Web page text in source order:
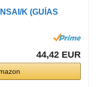
K (GUÍAS
44,42 EUR